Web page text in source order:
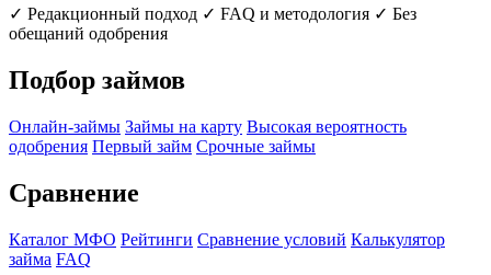
✓ Редакционный подход ✓ FAQ и методология ✓ Без
обещаний одобрения
Подбор займов
Онлайн-займы Займы на карту Высокая вероятность
одобрения Первый займ Срочные займы
Сравнение
Каталог МФО Рейтинги Сравнение условий Калькулятор
займа FAQ